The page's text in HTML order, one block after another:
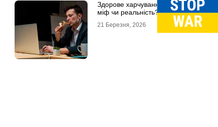
Здорове харчування на роботі:
міф чи реальність?
21 Березня, 2026